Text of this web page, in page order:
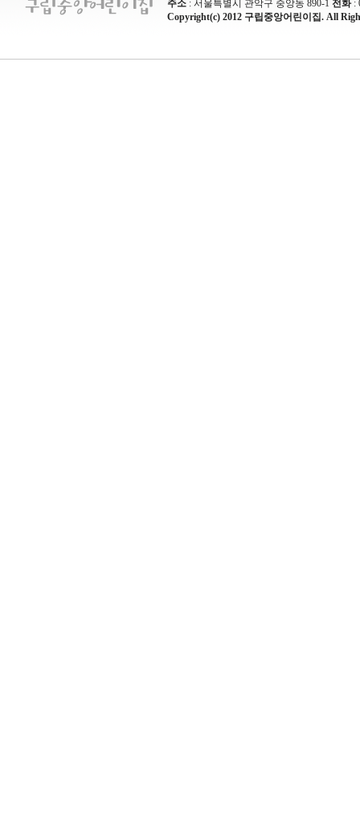
주소 : 서울특별시 관악구 중앙동 890-1 전화:
Copyright(c) 2012 구립중앙어린이집. All